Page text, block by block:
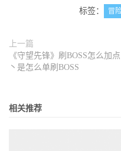
标签： 冒
上一篇
《守望先锋》刷BOSS怎么加点
丶是怎么单刷BOSS
相关推荐